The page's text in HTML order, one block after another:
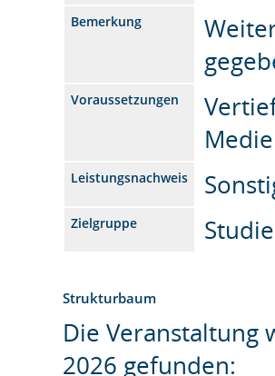
Bemerkung
Voraussetzungen
Leistungsnachweis
Zielgruppe
Strukturbaum
Die Veranstaltung
2026 gefunden: